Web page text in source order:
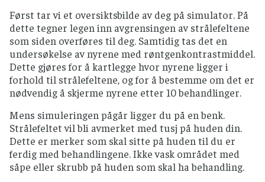
Først tar vi et oversiktsbilde av deg på simulator. På
dette tegner legen inn avgrensingen av strålefeltene
som siden overføres til deg. Samtidig tas det en
undersøkelse av nyrene med røntgenkontrastmiddel.
Dette gjøres for å kartlegge hvor nyrene ligger i
forhold til strålefeltene, og for å bestemme om det er
nødvendig å skjerme nyrene etter 10 behandlinger.
Mens simuleringen pågår ligger du på en benk.
Strålefeltet vil bli avmerket med tusj på huden din.
Dette er merker som skal sitte på huden til du er
ferdig med behandlingene. Ikke vask området med
såpe eller skrubb på huden som skal ha behandling.